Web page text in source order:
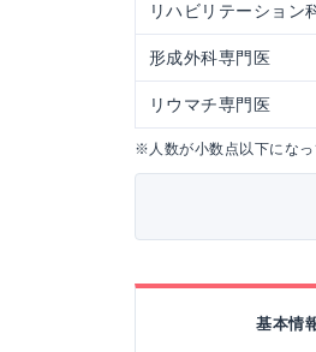
リハビリテーション
形成外科専門医
リウマチ専門医
※人数が小数点以下になっ
基本情